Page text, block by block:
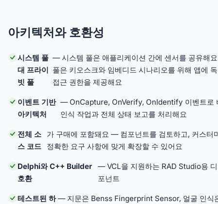
아키텍처와 호환성
시스템 풀
대 프라이
빗 풀
— 시스템 풀은 애플리케이션 간에 센서를 공유해
풀은 키오스크와 임베디드 시나리오를 위해 앱에
접근 권한을 제공해요
이벤트 기반
아키텍처
— OnCapture, OnVerify, OnIdentify 이벤트로
인식 작업과 전체 상태 보고를 처리해요
전체 소
스 코드
가 구매에 포함돼요 — 컴포넌트를 검토하고, 커스터
정확한 요구 사항에 맞게 확장할 수 있어요
Delphi와 C++ Builder
호환
— VCL을 지원하는 RAD Studio용
포넌트
테스트된 하 — 지문은 Benss Fingerprint Sensor, 얼굴 인식